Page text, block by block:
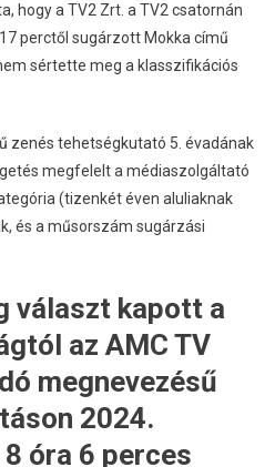
hogy a TV2 Zrt. a TV2 csatornán
perctől sugárzott Mokka című
sértette meg a klasszifikációs
zenés tehetségkutató 5. évadának
megfelelt a médiaszolgáltató
(tizenkét éven aluliaknak
és a műsorszám sugárzási
választ kapott a
az AMC TV
megnevezésű
2024.
óra 6 perces